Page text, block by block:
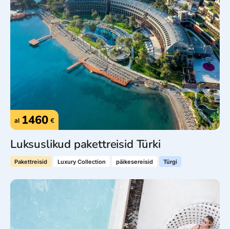
al 1460 €
Luksuslikud pakettreisid Türki
Pakettreisid Luxury Collection päikesereisid Türgi